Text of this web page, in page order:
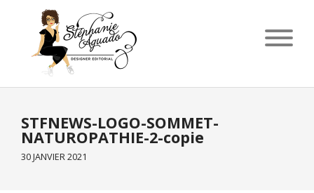
STFNEWS-LOGO-SOMMET-
NATUROPATHIE-2-copie
30 JANVIER 2021